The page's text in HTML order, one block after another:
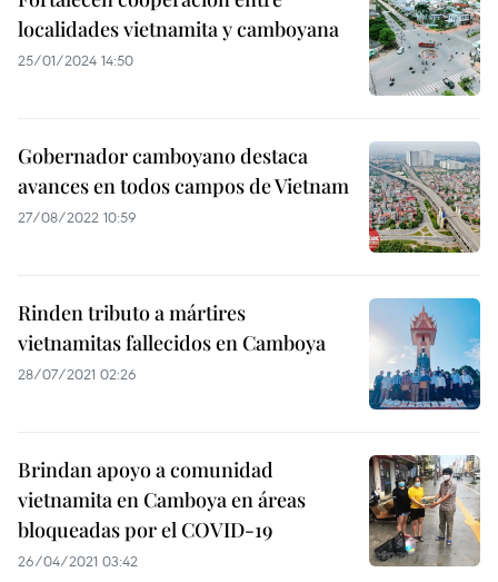
localidades vietnamita y camboyana
25/01/2024 14:50
Gobernador camboyano destaca
avances en todos campos de Vietnam
27/08/2022 10:59
Rinden tributo a mártires
vietnamitas fallecidos en Camboya
28/07/2021 02:26
Brindan apoyo a comunidad
vietnamita en Camboya en áreas
bloqueadas por el COVID-19
26/04/2021 03:42